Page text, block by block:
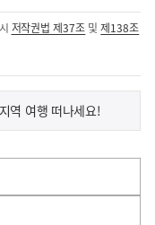
저작권법 제37조 및제138조
역 여행 떠나세요!